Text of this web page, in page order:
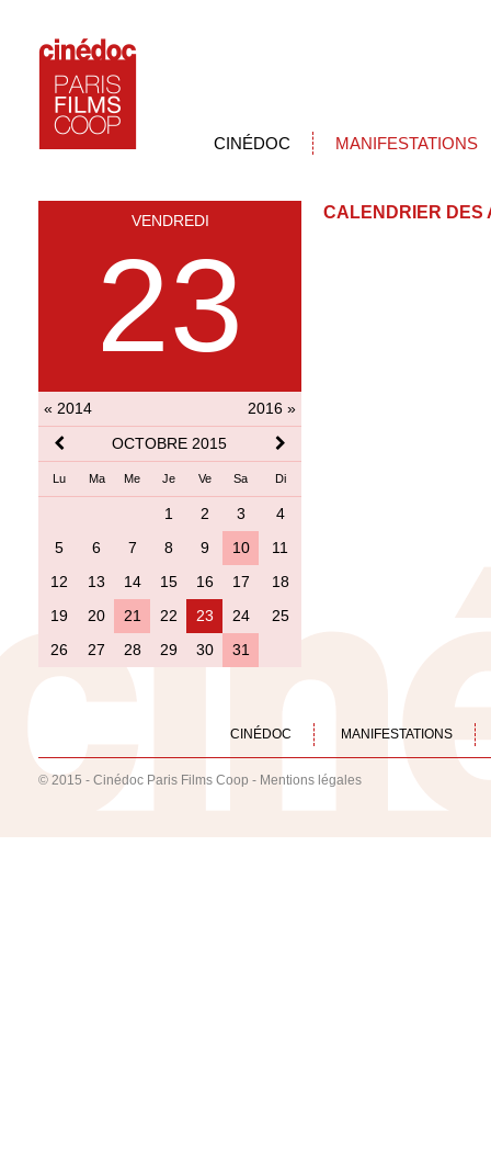
CINÉDOC MANIFESTATIONS
VENDREDI
23
« 2014
2016 »
OCTOBRE 2015
Lu Ma Me Je Ve Sa Di
1 2 3
4
5
6 7 8 9 10
11
12
13 14 15 16 17
18
19
20 21 22 23 24
25
26
27 28 29 30 31
CALENDRIER DES
CINÉDOC MANIFESTATIONS
© 2015 - Cinédoc Paris Films Coop - Mentions légales